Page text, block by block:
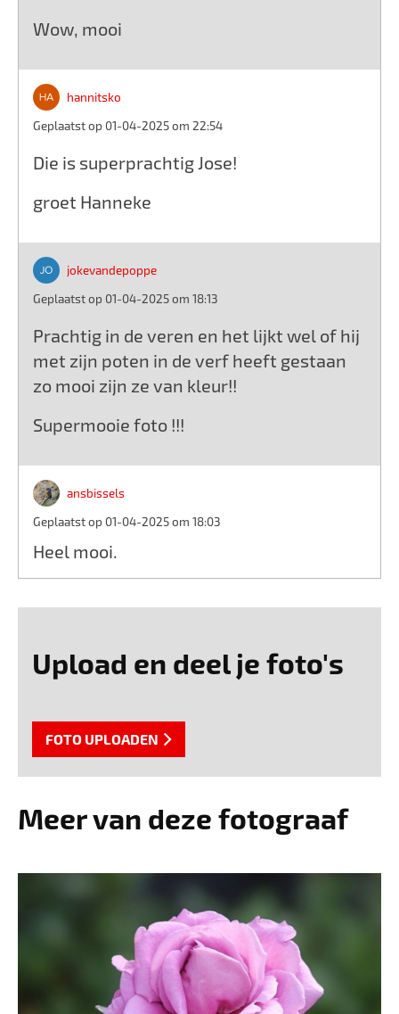
Wow, mooi
hannitsko
Geplaatst op 01-04-2025 om 22:54
Die is superprachtig Jose!
groet Hanneke
jokevandepoppe
Geplaatst op 01-04-2025 om 18:13
Prachtig in de veren en het lijkt wel of hij
met zijn poten in de verf heeft gestaan
zo mooi zijn ze van kleur!!
Supermooie foto !!!
ansbissels
Geplaatst op 01-04-2025 om 18:03
Heel mooi.
Upload en deel je foto's
FOTO UPLOADEN
Meer van deze fotograaf